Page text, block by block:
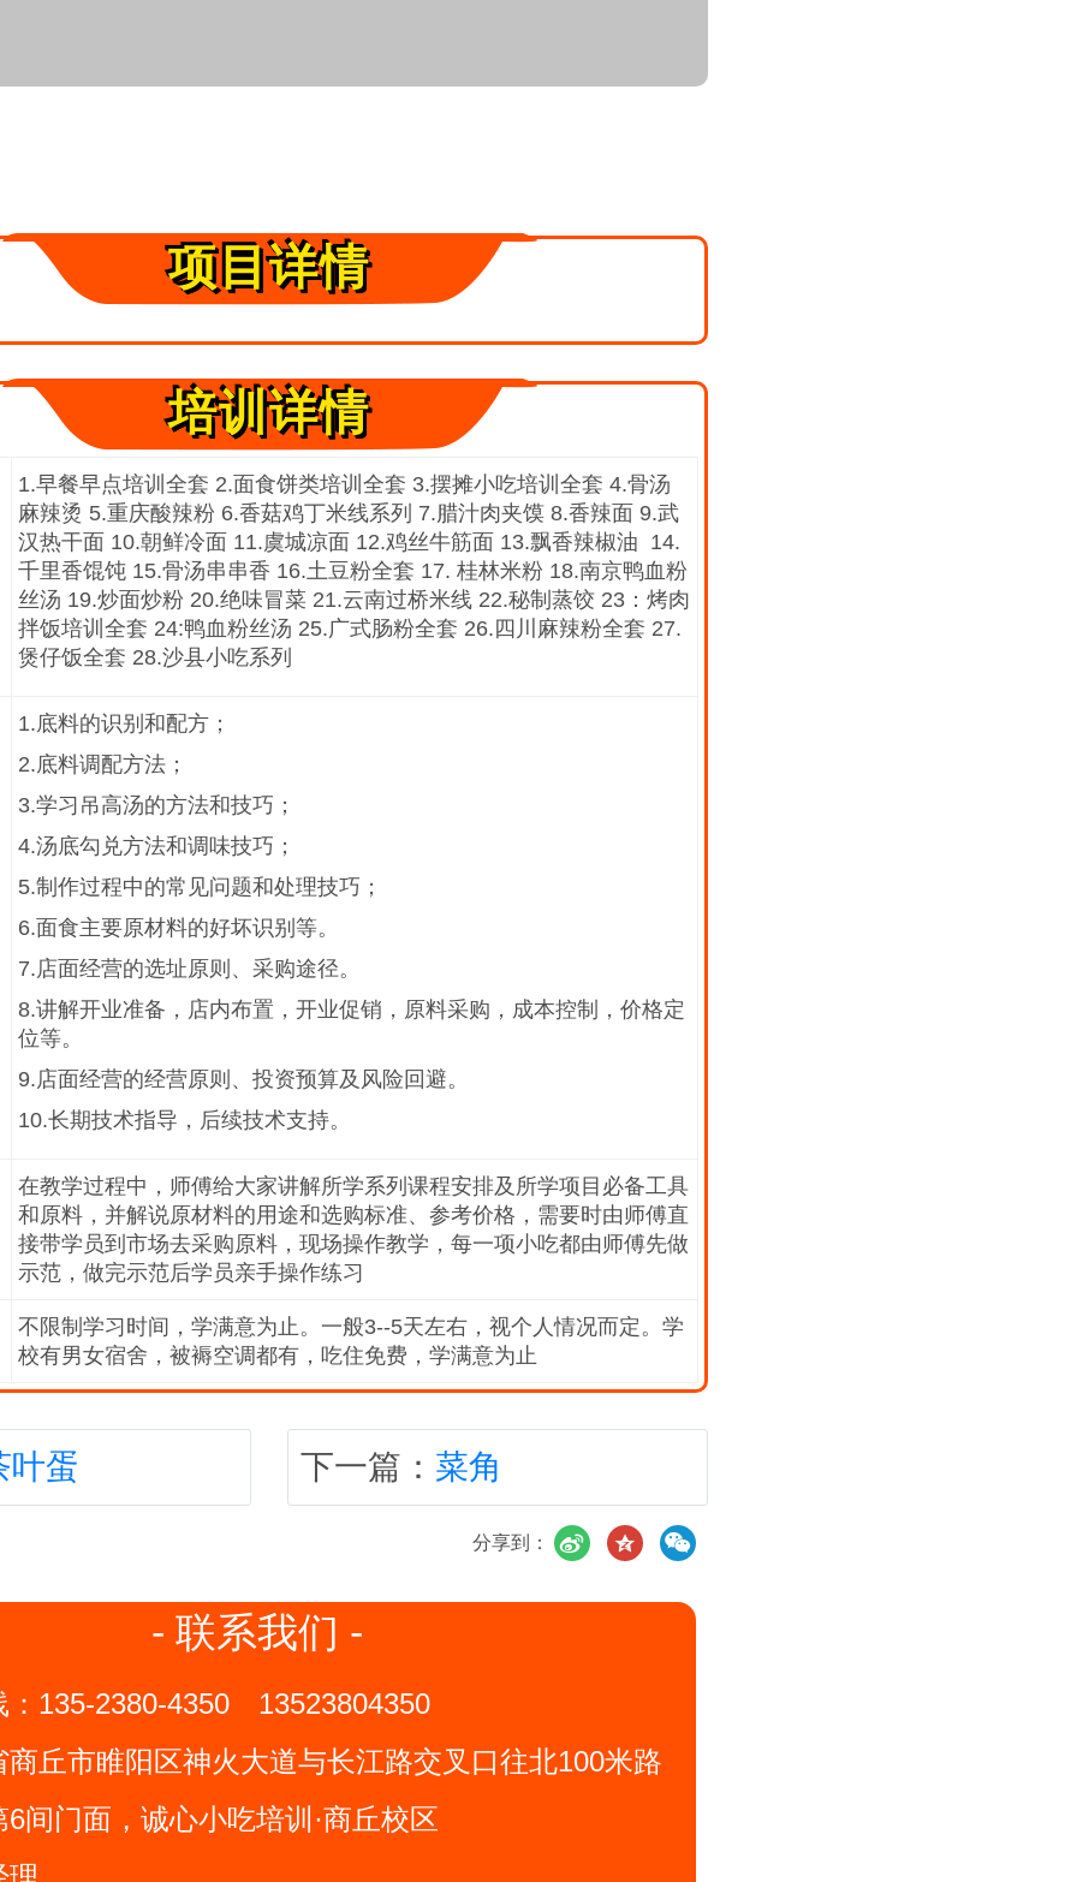
项目详情
培训详情
1.早餐早点培训全套 2.面食饼类培训全套 3.摆摊小吃培训全套 4.骨汤
麻辣烫 5.重庆酸辣粉 6.香菇鸡丁米线系列 7.腊汁肉夹馍 8.香辣面 9.武
汉热干面 10.朝鲜冷面 11.虞城凉面 12.鸡丝牛筋面 13.飘香辣椒油 14.
千里香馄饨 15.骨汤串串香 16.土豆粉全套 17. 桂林米粉 18.南京鸭血粉
丝汤 19.炒面炒粉 20.绝味冒菜 21.云南过桥米线 22.秘制蒸饺 23：烤肉
拌饭培训全套 24:鸭血粉丝汤 25.广式肠粉全套 26.四川麻辣粉全套 27.
煲仔饭全套 28.沙县小吃系列
1.底料的识别和配方；
2.底料调配方法；
3.学习吊高汤的方法和技巧；
4.汤底勾兑方法和调味技巧；
5.制作过程中的常见问题和处理技巧；
6.面食主要原材料的好坏识别等。
7.店面经营的选址原则、采购途径。
8.讲解开业准备，店内布置，开业促销，原料采购，成本控制，价格定
位等。
9.店面经营的经营原则、投资预算及风险回避。
10.长期技术指导，后续技术支持。
在教学过程中，师傅给大家讲解所学系列课程安排及所学项目必备工具
和原料，并解说原材料的用途和选购标准、参考价格，需要时由师傅直
接带学员到市场去采购原料，现场操作教学，每一项小吃都由师傅先做
示范，做完示范后学员亲手操作练习
不限制学习时间，学满意为止。一般3--5天左右，视个人情况而定。学
校有男女宿舍，被褥空调都有，吃住免费，学满意为止
叶蛋 下一篇： 菜角
分享到：
- 联系我们 -
135-2380-4350
13523804350
商丘市睢阳区神火大道与长江路交叉口往北100米路
间门面，诚心小吃培训·商丘校区